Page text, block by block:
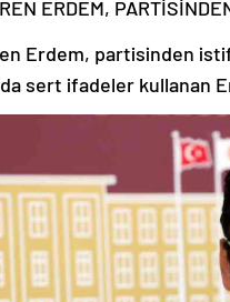
ERDEM,
Erdem, partisinden
sert ifadeler kullanan